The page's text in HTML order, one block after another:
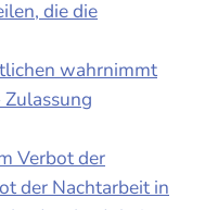
die die
wahrnimmt
Verbot der
der Nachtarbeit in